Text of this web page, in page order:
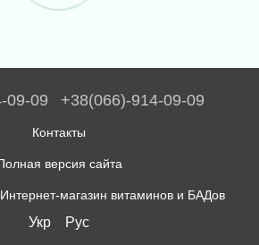
09-09 +38(066)-914-09-09
Контакты
версия сайта
Интернет-магазин витаминов и БАДов
Укр Рус